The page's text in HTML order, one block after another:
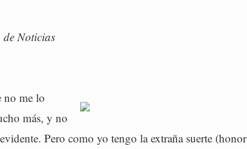
Noticias
no me lo
más, y no
Pero como yo tengo la extraña suerte (honor